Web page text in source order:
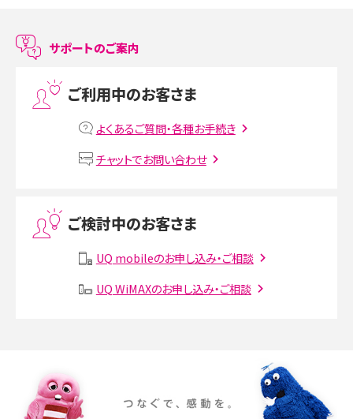
LINEで友だちを削除する方法は？方法ごとの影響や復活・復元する方法も解説
プリペイドSIMとは？種類やメリット・デメリット、利用までの流れを解説
VPN接続とは？仕組みや必要性、メリット・デメリット、接続方法を解説
Instagram（インスタグラム）でスクショするとバレる？バレるケースや撮り方も解
SMSとは？料金やできること、注意点や届かない時の対処法を解説
iPhone 16eとiPhone SE（第3世代）の違いは？サイズやスペックを比較して解説
iPhone 16eとiPhone 14を徹底比較！スペック・機能の違いをわかりやすく紹介
サポートのご案内
ご利用中のお客さま
よくあるご質問・各種お手続き
チャットでお問い合わせ
ご検討中のお客さま
UQ mobileのお申し込み・ご相談
UQ WiMAXのお申し込み・ご相談